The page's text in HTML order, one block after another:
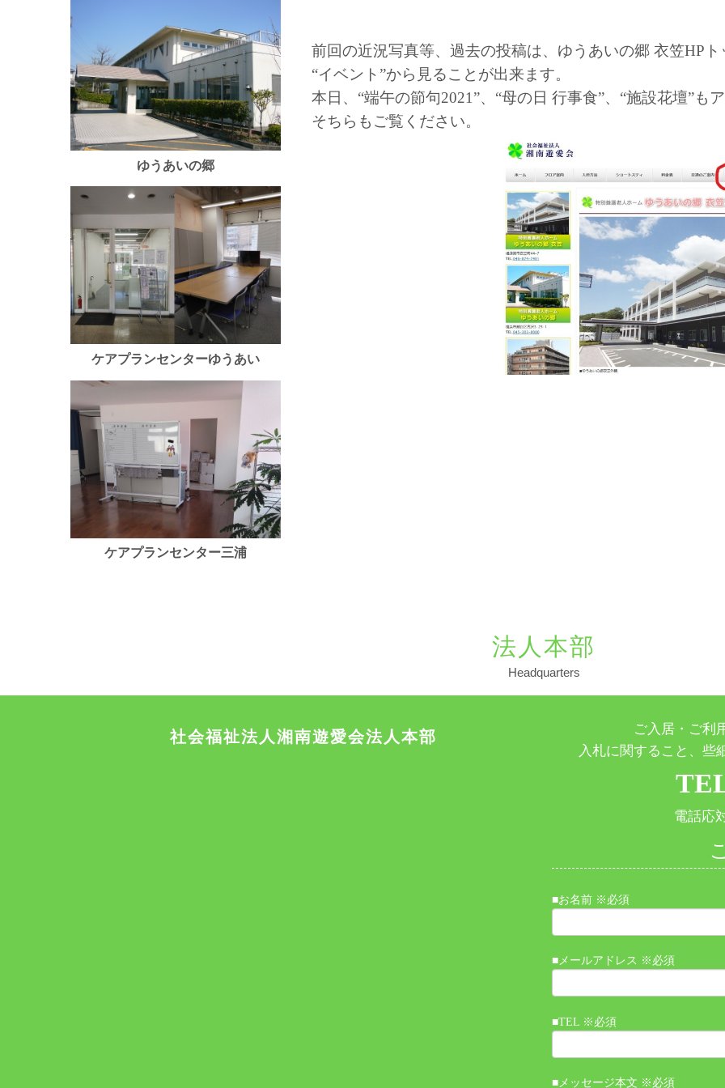
前回の近況写真等、過去の投稿は、ゆうあいの郷 衣笠HP
“イベント”から見ることが出来ます。
本日、“端午の節句2021”、“母の日 行事食”、“施設花壇”も
そちらもご覧ください。
ゆうあいの郷
ケアプランセンターゆうあい
ケアプランセンター三浦
法人本部
Headquarters
社会福祉法人湘南遊愛会法人本部
ご入居・ご利
入札に関すること、些
電話応
■お名前 ※必須
■メールアドレス ※必須
■TEL ※必須
■メッセージ本文 ※必須